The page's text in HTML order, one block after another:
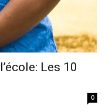
Les 10
0